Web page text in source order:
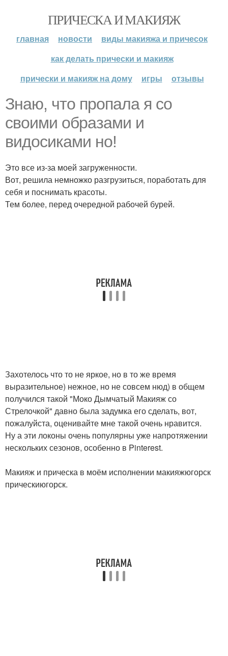
ПРИЧЕСКА И МАКИЯЖ
главная новости
виды макияжа и причесок
как делать прически и макияж
прически и макияж на дому
игры отзывы
Знаю, что пропала я со
своими образами и
видосиками но!
Это все из-за моей загруженности.
Вот, решила немножко разгрузиться, поработать для
себя и поснимать красоты.
Тем более, перед очередной рабочей бурей.
Захотелось что то не яркое, но в то же время
выразительное) нежное, но не совсем нюд) в общем
получился такой "Моко Дымчатый Макияж со
Стрелочкой" давно была задумка его сделать, вот,
пожалуйста, оценивайте мне такой очень нравится.
Ну а эти локоны очень популярны уже напротяжении
нескольких сезонов, особенно в Pinterest.
Макияж и прическа в моём исполнении макияжюгорск
прическиюгорск.